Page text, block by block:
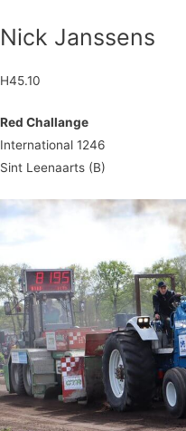
Nick Janssens
H45.10
Red Challange
International 1246
Sint Leenaarts (B)